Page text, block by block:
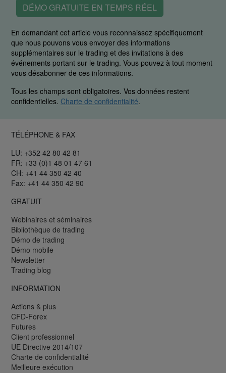
DÉMO GRATUITE EN TEMPS RÉEL
En demandant cet article vous reconnaissez spécifiquement
que nous pouvons vous envoyer des informations
supplémentaires sur le trading et des invitations à des
événements portant sur le trading. Vous pouvez à tout moment
vous désabonner de ces informations.
Tous les champs sont obligatoires. Vos données restent
confidentielles. Charte de confidentialité.
TÉLÉPHONE & FAX
LU: +352 42 80 42 81
FR: +33 (0)1 48 01 47 61
CH: +41 44 350 42 40
Fax: +41 44 350 42 90
GRATUIT
Webinaires et séminaires
Bibliothèque de trading
Démo de trading
Démo mobile
Newsletter
Trading blog
INFORMATION
Actions & plus
CFD-Forex
Futures
Client professionnel
UE Directive 2014/107
Charte de confidentialité
Meilleure exécution